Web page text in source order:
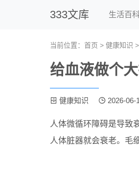
333文库 生活百
当前位置： 首页 > 健康知识
给血液做个
健康知识 2026-06-
人体微循环障碍是导致
人体脏器就会衰老。毛